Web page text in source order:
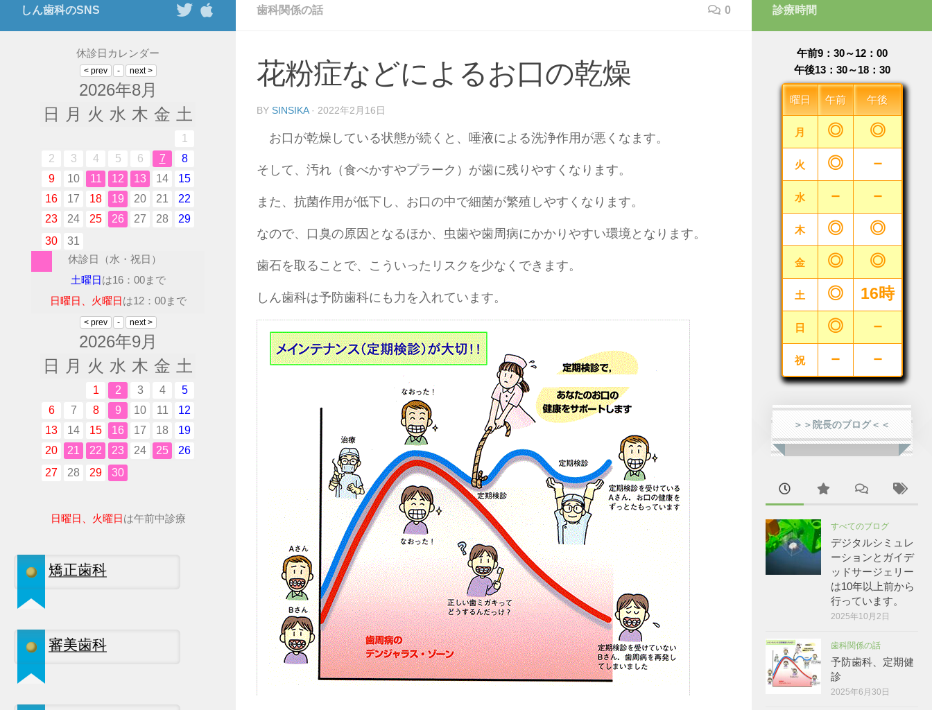
歯科関係の話 0
花粉症などによるお口の乾燥
BY SINSIKA · 2022年2月16日
お口が乾燥している状態が続くと、唾液による洗浄作用が悪くなます。
そして、汚れ（食べかすやプラーク）が歯に残りやすくなります。
また、抗菌作用が低下し、お口の中で細菌が繁殖しやすくなります。
なので、口臭の原因となるほか、虫歯や歯周病にかかりやすい環境となります。
歯石を取ることで、こういったリスクを少なくできます。
しん歯科は予防歯科にも力を入れています。
しん歯科のSNS
休診日カレンダー
2026年8月
日
月 火 水 木 金 土
1
2
3 4 5 6 7
8
9
10 11 12 13 14
15
16
17 18 19 20 21
22
23
24 25 26 27 28
29
30
31
休診日（水・祝日）
土曜日は16：00まで
日曜日、火曜日は12：00まで
2026年9月
日
月 火 水 木 金 土
1 2 3 4
5
6
7 8 9 10 11
12
13
14 15 16 17 18
19
20
21 22 23 24 25
26
27
28 29 30
日曜日、火曜日は午前中診療
矯正歯科
審美歯科
診療時間
午前9：30～12：00
午後13：30～18：30
曜日 午前 午後
月 ◎ ◎
火 ◎ －
水 － －
木 ◎ ◎
金 ◎ ◎
土 ◎ 16時
日 ◎ －
祝 － －
＞＞院長のブログ＜＜
すべてのブログ
デジタルシミュレ
ーションとガイデ
ッドサージェリー
は10年以上前から
行っています。
2025年10月2日
歯科関係の話
予防歯科、定期健
診
2025年6月30日